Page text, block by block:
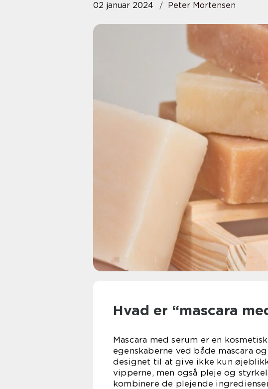
02 januar 2024 Peter Mortensen
Hvad er “mascara
Mascara med serum er en
egenskaberne ved både mascara
designet til at give ikke kun
vipperne, men også pleje og
kombinere de plejende